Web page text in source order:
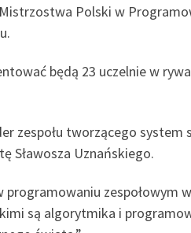
Polski w
będą 23 uczelnie w
zespołu tworzącego system
Sławosza Uznańskiego.
zespołowym
są algorytmika i